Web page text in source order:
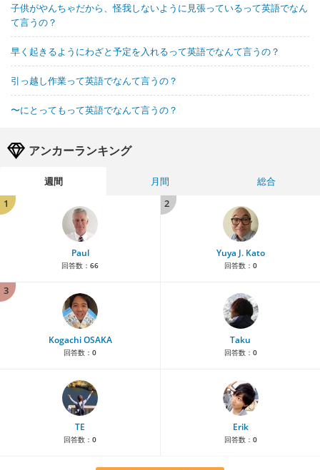
子供がやんちゃだから、怪我しないように見張っているって英語でなん
て言うの？
早く起きるようにわざと予定を入れるって英語でなんて言うの？
引っ越し作業って英語でなんて言うの？
〜にとってもって英語でなんて言うの？
アンカーランキング
週間 月間
総合
1
Paul
回答数： 66
2
Yuya J. Kato
回答数： 0
3
Kogachi OSAKA
回答数： 0
Taku
回答数： 0
TE
回答数： 0
Erik
回答数： 0